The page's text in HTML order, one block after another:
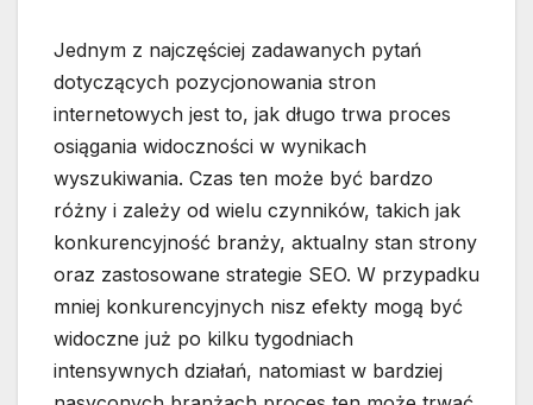
Jednym z najczęściej zadawanych pytań
dotyczących pozycjonowania stron
internetowych jest to, jak długo trwa proces
osiągania widoczności w wynikach
wyszukiwania. Czas ten może być bardzo
różny i zależy od wielu czynników, takich jak
konkurencyjność branży, aktualny stan strony
oraz zastosowane strategie SEO. W przypadku
mniej konkurencyjnych nisz efekty mogą być
widoczne już po kilku tygodniach
intensywnych działań, natomiast w bardziej